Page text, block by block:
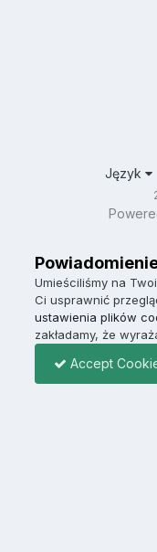
Język
Umieściliśmy na
Ci usprawnić
ustawienia plików
zakładamy, że
Accept